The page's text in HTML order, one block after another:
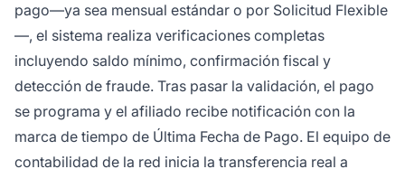
pago—ya sea mensual estándar o por Solicitud Flexible
—, el sistema realiza verificaciones completas
incluyendo saldo mínimo, confirmación fiscal y
detección de fraude. Tras pasar la validación, el pago
se programa y el afiliado recibe notificación con la
marca de tiempo de Última Fecha de Pago. El equipo de
contabilidad de la red inicia la transferencia real a